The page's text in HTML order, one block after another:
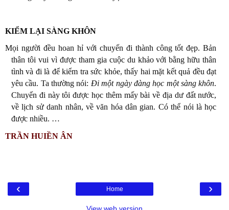
KIỂM LẠI SÀNG KHÔN
Mọi người đều hoan hỉ với chuyến đi thành công tốt đẹp. Bản
thân tôi vui vì được tham gia cuộc du khảo với bằng hữu thân
tình và đi là để kiểm tra sức khỏe, thấy hai mặt kết quả đều đạt
yêu cầu. Ta thường nói: Đi một ngày đàng học một sàng khôn.
Chuyến đi này tôi được học thêm mấy bài về địa dư đất nước,
về lịch sử danh nhân, về văn hóa dân gian. Có thể nói là học
được nhiều. …
TRẦN HUIỀN ÂN
‹ ›
Home